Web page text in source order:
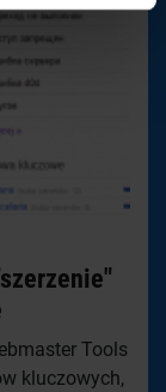
Tools
kluczowych,